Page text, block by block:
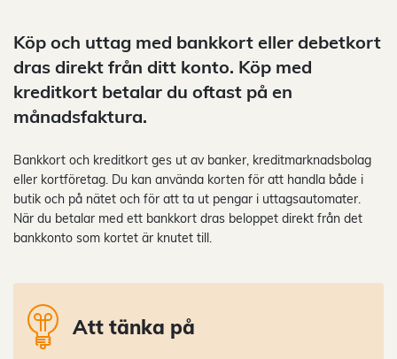
Köp och uttag med bankkort eller debetkort
dras direkt från ditt konto. Köp med
kreditkort betalar du oftast på en
månadsfaktura.
Bankkort och kreditkort ges ut av banker, kreditmarknadsbolag
eller kortföretag. Du kan använda korten för att handla både i
butik och på nätet och för att ta ut pengar i uttagsautomater.
När du betalar med ett bankkort dras beloppet direkt från det
bankkonto som kortet är knutet till.
Att tänka på